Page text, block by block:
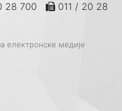
28 700
011 / 20 28
електронске медије